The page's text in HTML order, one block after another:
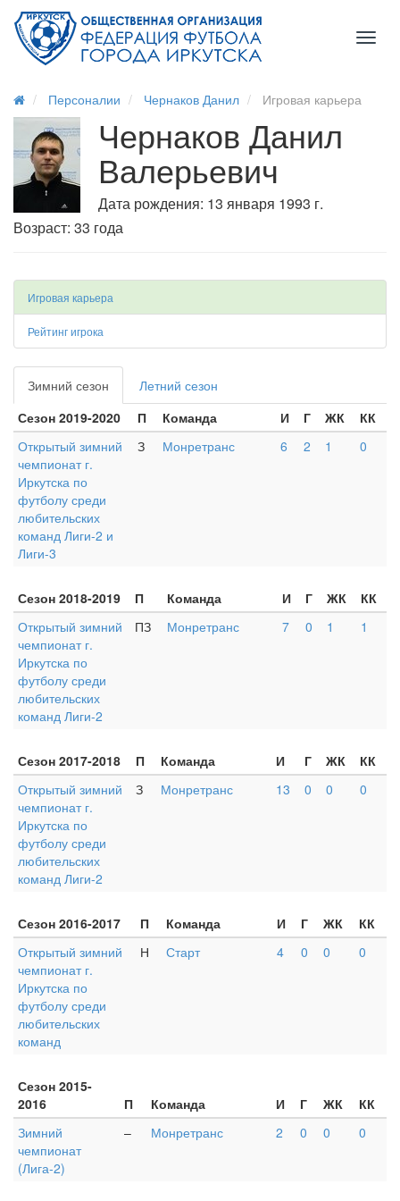
Персоналии Чернаков Данил Игровая карьера
Чернаков Данил
Валерьевич
Дата рождения: 13 января 1993 г.
Возраст: 33 года
Игровая карьера
Рейтинг игрока
Зимний сезон
Летний сезон
Сезон 2019-2020
П Команда И Г ЖК
КК
Открытый зимний
чемпионат г.
Иркутска по
футболу среди
любительских
команд Лиги-2 и
Лиги-3
З Монретранс 6 2 1 0
Сезон 2018-2019 П Команда И Г ЖК
КК
Открытый зимний
чемпионат г.
Иркутска по
футболу среди
любительских
команд Лиги-2
ПЗ Монретранс 7 0 1 1
Сезон 2017-2018 П Команда И Г ЖК
КК
Открытый зимний
чемпионат г.
Иркутска по
футболу среди
любительских
команд Лиги-2
З Монретранс 13 0 0 0
Сезон 2016-2017 П Команда И Г ЖК
КК
Открытый зимний
чемпионат г.
Иркутска по
футболу среди
любительских
команд
Н Старт 4 0 0 0
Сезон 2015-
2016
П Команда И Г ЖК
КК
Зимний
чемпионат
(Лига-2)
– Монретранс 2 0 0 0